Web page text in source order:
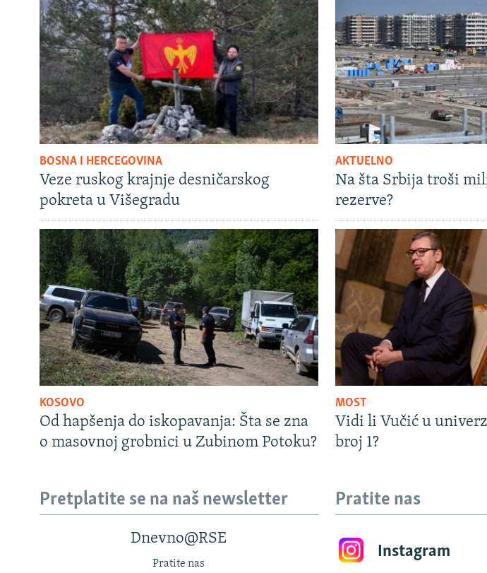
BOSNA I HERCEGOVINA
Veze ruskog krajnje desničarskog
pokreta u Višegradu
AKTUELNO
Na šta Srbija troši
rezerve?
KOSOVO
Od hapšenja do iskopavanja: Šta se zna
o masovnoj grobnici u Zubinom Potoku?
MOST
Vidi li Vučić u
broj 1?
Pretplatite se na naš newsletter
Dnevno@RSE
Pratite nas
Pratite nas
Instagram